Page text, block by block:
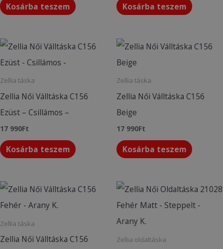
Kosárba teszem Kosárba teszem
Zellia táska
Zellia Női Válltáska C156
Ezüst – Csillámos –
17 990Ft
Kosárba teszem
Zellia táska
Zellia Női Válltáska C156
Beige
17 990Ft
Kosárba teszem
Zellia táska
Zellia Női Válltáska C156
Zellia oldaltáska